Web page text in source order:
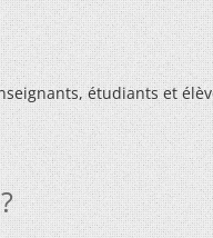
étudiants et